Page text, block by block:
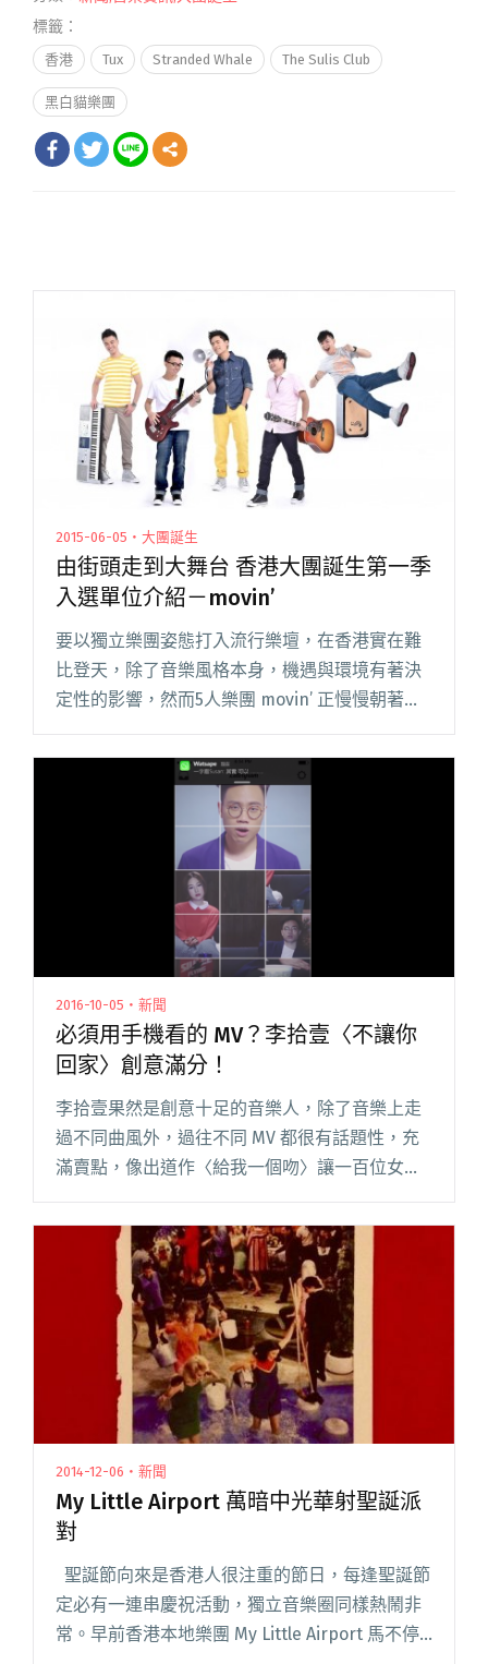
標籤：
香港 Tux Stranded Whale The Sulis Club
黑白貓樂團
2015-06-05・大團誕生
由街頭走到大舞台 香港大團誕生第一季
入選單位介紹－movin’
要以獨立樂團姿態打入流行樂壇，在香港實在難
比登天，除了音樂風格本身，機遇與環境有著決
定性的影響，然而5人樂團 movin’ 正慢慢朝著這
個路線進發。組成於2012年的 movin’，組成之初
活躍於街頭演出 (Busk閱讀全文 "由街頭走到大舞
台 香港大團誕生第一季入選單位介紹－movin’"
2016-10-05・新聞
必須用手機看的 MV？李拾壹〈不讓你
回家〉創意滿分！
李拾壹果然是創意十足的音樂人，除了音樂上走
過不同曲風外，過往不同 MV 都很有話題性，充
滿賣點，像出道作〈給我一個吻〉讓一百位女性
創意十足，集多項紀錄於大成。首先，此曲是他
首度和女創作人 Yuk閱讀全文 "必須用手機看的
MV？李拾壹〈不讓你回家〉創意滿分！"
2014-12-06・新聞
My Little Airport 萬暗中光華射聖誕派
對
聖誕節向來是香港人很注重的節日，每逢聖誕節
定必有一連串慶祝活動，獨立音樂圈同樣熱鬧非
常。早前香港本地樂團 My Little Airport 馬不停